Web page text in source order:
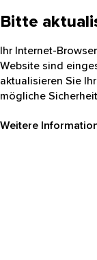
Bitte
Ihr Internet-
Website sind
aktualisieren Sie
mögliche
Weitere